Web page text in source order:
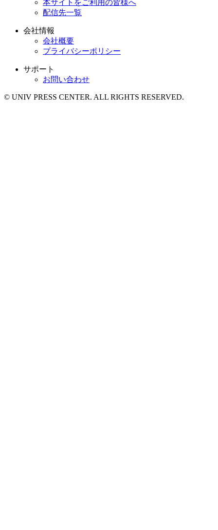
本サイトをご利用の皆様へ
配信先一覧
会社情報
会社概要
プライバシーポリシー
サポート
お問い合わせ
© UNIV PRESS CENTER. ALL RIGHTS RESERVED.